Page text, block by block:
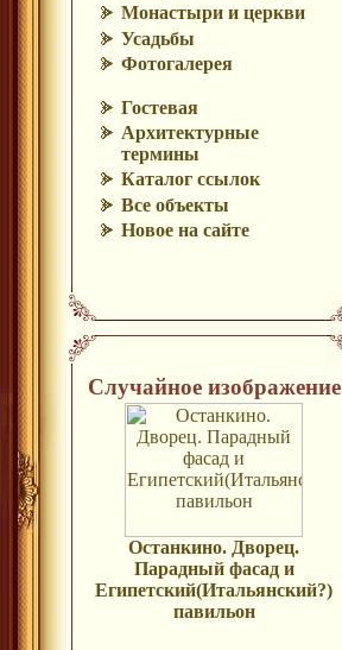
Монастыри и церкви
Усадьбы
Фотогалерея
Гостевая
Архитектурные
термины
Каталог ссылок
Все объекты
Новое на сайте
Случайное изображение
Останкино. Дворец.
Парадный фасад и
Египетский(Итальянский?)
павильон